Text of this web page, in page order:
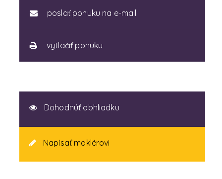
poslať ponuku na e-mail
vytlačiť ponuku
Dohodnúť obhliadku
Napísať maklérovi